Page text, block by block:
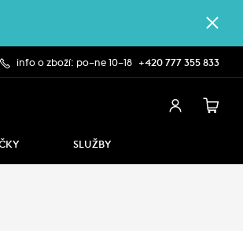
info o zboží: po–ne 10–18 +420 777 355 833
SLUŽBY